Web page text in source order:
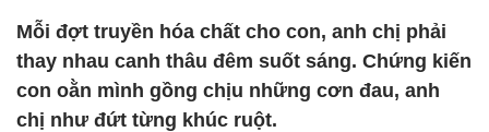
Mỗi đợt truyền hóa chất cho con, anh chị phải
thay nhau canh thâu đêm suốt sáng. Chứng kiến
con oằn mình gồng chịu những cơn đau, anh
chị như đứt từng khúc ruột.